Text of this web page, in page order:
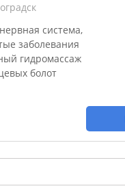
система,
заболевания
гидромассаж
болот